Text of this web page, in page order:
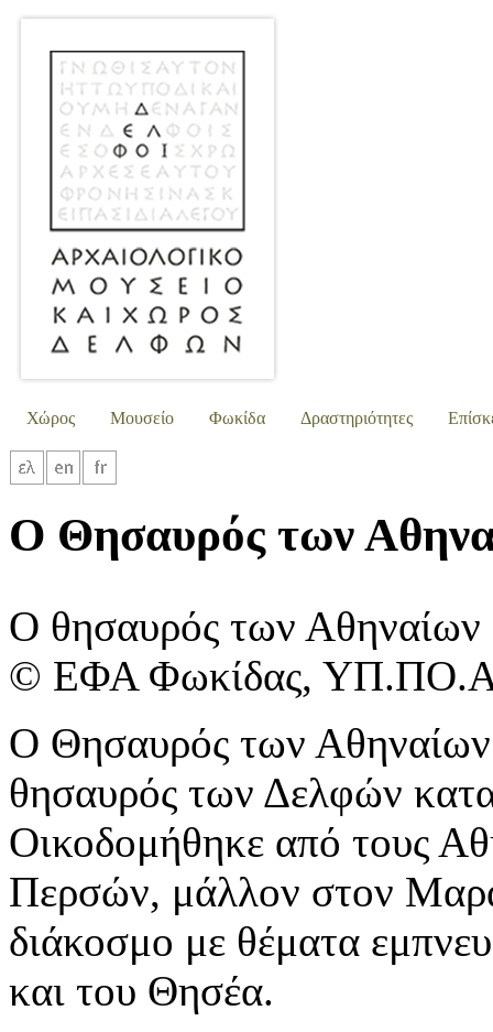
Χώρος Μουσείο Φωκίδα Δραστηριότητες
Ο Θησαυρός των
Ο θησαυρός των Αθηναίων
© ΕΦΑ ​Φωκίδας,
Ο Θησαυρός των Αθηναίων
θησαυρός των Δελφών
Οικοδομήθηκε από τους
Περσών, μάλλον στον
διάκοσμο με θέματα
και του Θησέα.